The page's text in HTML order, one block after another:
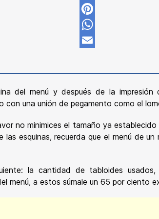
Twitter
Pinterest
WhatsApp
del menú y después de la
con una unión de pegamento como el
no minimices el tamaño ya
esquinas, recuerda que el menú de
la cantidad de tabloides
menú, a estos súmale un 65 por ciento